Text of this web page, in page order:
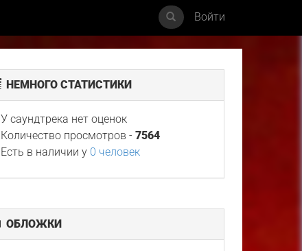
Войти
НЕМНОГО СТАТИСТИКИ
У саундтрека нет оценок
Количество просмотров -7564
Есть в наличии у 0 человек
ОБЛОЖКИ